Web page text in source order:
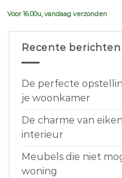
Voor 16.00u, vandaag verzonden
Recente berichten
De perfecte
je woonkamer
De charme van
interieur
Meubels die niet
woning